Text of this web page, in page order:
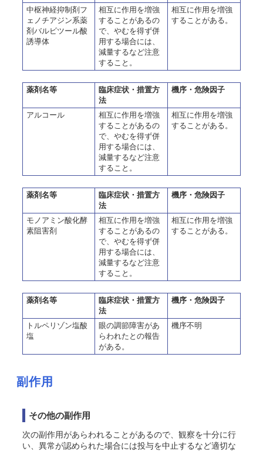
中枢神経抑制剤フ
ェノチアジン系薬
剤バルビツール酸
誘導体
相互に作用を増強
することがあるの
で、やむを得ず併
用する場合には、
減量するなど注意
すること。
相互に作用を増強
することがある。
薬剤名等
臨床症状・措置方
法
機序・危険因子
アルコール
相互に作用を増強
することがあるの
で、やむを得ず併
用する場合には、
減量するなど注意
すること。
相互に作用を増強
することがある。
薬剤名等
臨床症状・措置方
法
機序・危険因子
モノアミン酸化酵
素阻害剤
相互に作用を増強
することがあるの
で、やむを得ず併
用する場合には、
減量するなど注意
すること。
相互に作用を増強
することがある。
薬剤名等
臨床症状・措置方
法
機序・危険因子
トルペリゾン塩酸
塩
眼の調節障害があ
らわれたとの報告
がある。
機序不明
副作用
その他の副作用
次の副作用があらわれることがあるので、観察を十分に行
い、異常が認められた場合には投与を中止するなど適切な